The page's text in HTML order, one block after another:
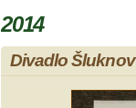
2014
Divadlo Šluknov